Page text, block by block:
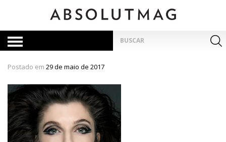
por:
Postado em 29 de maio de 2017